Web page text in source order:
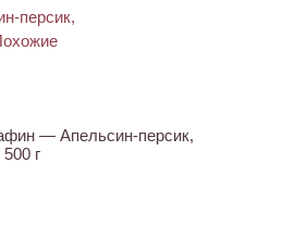
— Апельсин-персик,
500 г